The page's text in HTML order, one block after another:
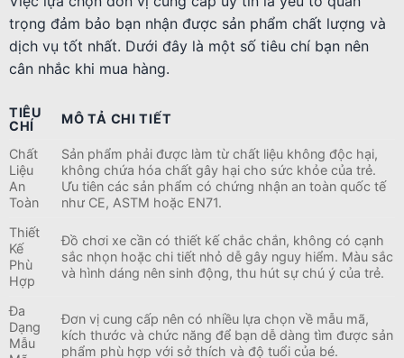
trọng đảm bảo bạn nhận được sản phẩm chất lượng và
dịch vụ tốt nhất. Dưới đây là một số tiêu chí bạn nên
cân nhắc khi mua hàng.
TIÊU
CHÍ
MÔ TẢ CHI TIẾT
Chất
Liệu
An
Toàn
Sản phẩm phải được làm từ chất liệu không độc hại,
không chứa hóa chất gây hại cho sức khỏe của trẻ.
Ưu tiên các sản phẩm có chứng nhận an toàn quốc tế
như CE, ASTM hoặc EN71.
Thiết
Kế
Phù
Hợp
Đồ chơi xe cần có thiết kế chắc chắn, không có cạnh
sắc nhọn hoặc chi tiết nhỏ dễ gây nguy hiểm. Màu sắc
và hình dáng nên sinh động, thu hút sự chú ý của trẻ.
Đa
Dạng
Mẫu
Đơn vị cung cấp nên có nhiều lựa chọn về mẫu mã,
kích thước và chức năng để bạn dễ dàng tìm được sản
phẩm phù hợp với sở thích và độ tuổi của bé.